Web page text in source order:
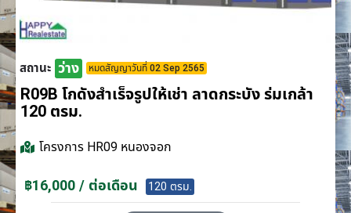
สถานะ ว่าง หมดสัญญาวันที่ 02 Sep 2565
R09B โกดังสำเร็จรูปให้เช่า ลาดกระบัง​ ร่มเกล้า
120 ตรม.
โครงการ HR09 หนองจอก
฿16,000 / ต่อเดือน 120 ตรม.